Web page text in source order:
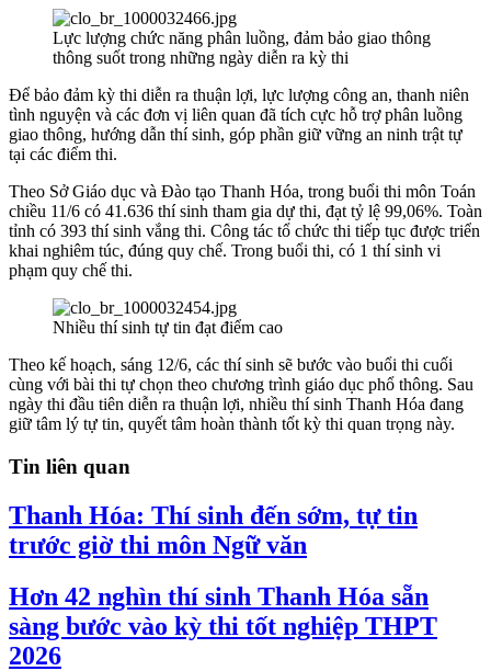
Lực lượng chức năng phân luồng, đảm bảo giao thông
thông suốt trong những ngày diễn ra kỳ thi
Để bảo đảm kỳ thi diễn ra thuận lợi, lực lượng công an, thanh niên
tình nguyện và các đơn vị liên quan đã tích cực hỗ trợ phân luồng
giao thông, hướng dẫn thí sinh, góp phần giữ vững an ninh trật tự
tại các điểm thi.
Theo Sở Giáo dục và Đào tạo Thanh Hóa, trong buổi thi môn Toán
chiều 11/6 có 41.636 thí sinh tham gia dự thi, đạt tỷ lệ 99,06%. Toàn
tỉnh có 393 thí sinh vắng thi. Công tác tổ chức thi tiếp tục được triển
khai nghiêm túc, đúng quy chế. Trong buổi thi, có 1 thí sinh vi
phạm quy chế thi.
Nhiều thí sinh tự tin đạt điểm cao
Theo kế hoạch, sáng 12/6, các thí sinh sẽ bước vào buổi thi cuối
cùng với bài thi tự chọn theo chương trình giáo dục phổ thông. Sau
ngày thi đầu tiên diễn ra thuận lợi, nhiều thí sinh Thanh Hóa đang
giữ tâm lý tự tin, quyết tâm hoàn thành tốt kỳ thi quan trọng này.
Tin liên quan
Thanh Hóa: Thí sinh đến sớm, tự tin
trước giờ thi môn Ngữ văn
Hơn 42 nghìn thí sinh Thanh Hóa sẵn
sàng bước vào kỳ thi tốt nghiệp THPT
2026